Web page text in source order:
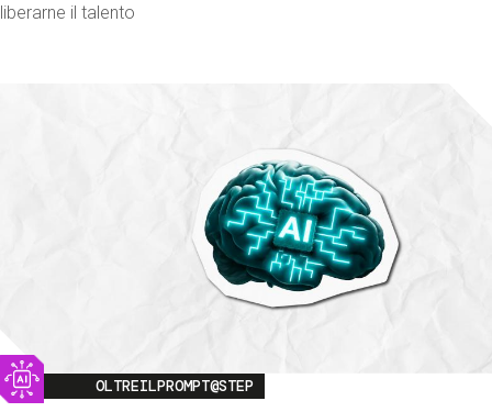
liberarne il talento
Image
OLTREILPROMPT@STEP